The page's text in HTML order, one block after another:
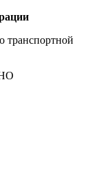
транспортной